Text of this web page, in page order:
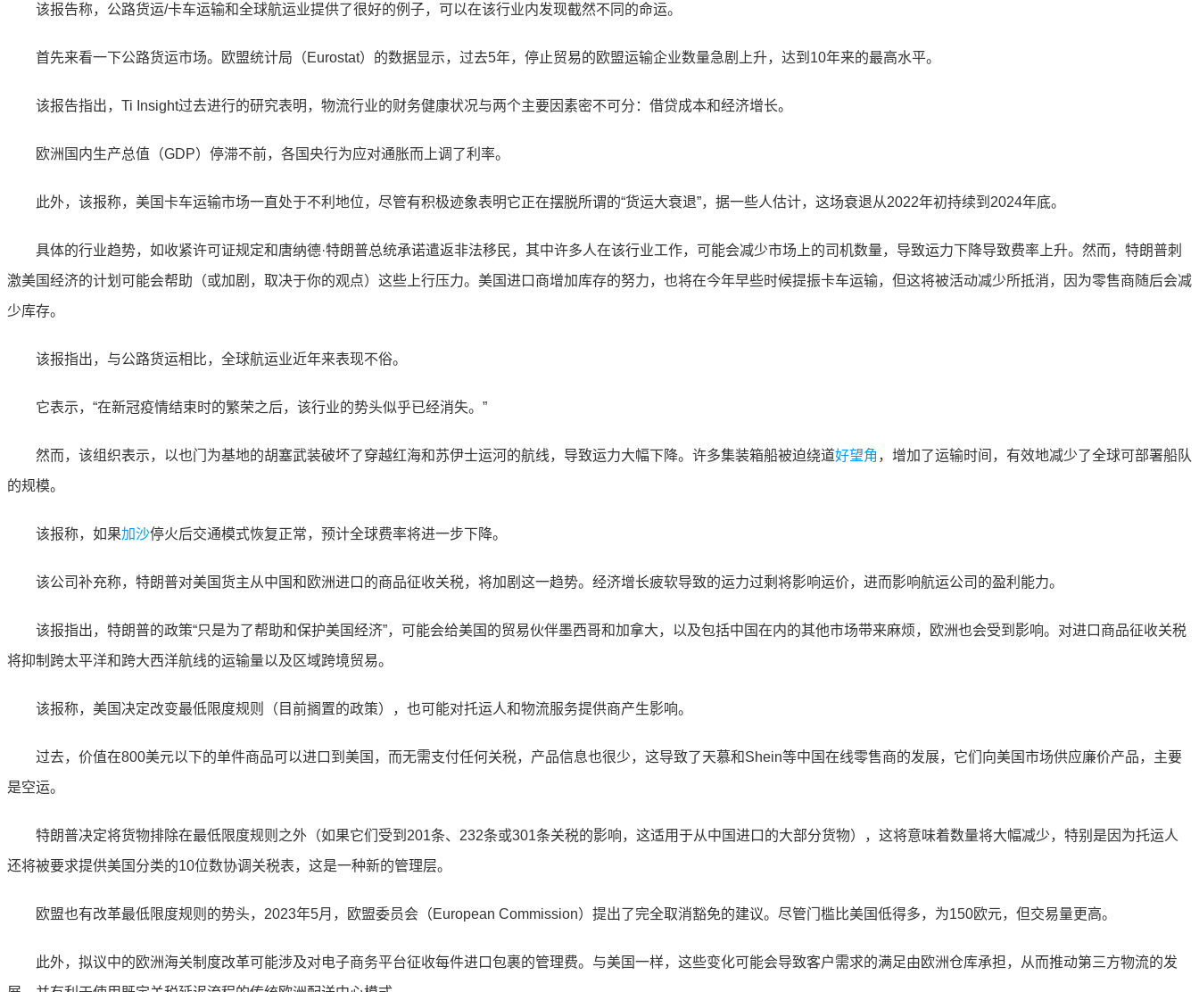
该报告称，公路货运/卡车运输和全球航运业提供了很好的例子，可以在该行业内发现截然不同的命运。
首先来看一下公路货运市场。欧盟统计局（Eurostat）的数据显示，过去5年，停止贸易的欧盟运输企业数量急剧上升，达到10年来的最高水平。
该报告指出，Ti Insight过去进行的研究表明，物流行业的财务健康状况与两个主要因素密不可分：借贷成本和经济增长。
欧洲国内生产总值（GDP）停滞不前，各国央行为应对通胀而上调了利率。
此外，该报称，美国卡车运输市场一直处于不利地位，尽管有积极迹象表明它正在摆脱所谓的“货运大衰退”，据一些人估计，这场衰退从2022年初持续到2024年底。
具体的行业趋势，如收紧许可证规定和唐纳德·特朗普总统承诺遣返非法移民，其中许多人在该行业工作，可能会减少市场上的司机数量，导致运力下降导致费率上升。然而，特朗普刺
激美国经济的计划可能会帮助（或加剧，取决于你的观点）这些上行压力。美国进口商增加库存的努力，也将在今年早些时候提振卡车运输，但这将被活动减少所抵消，因为零售商随后会减
少库存。
该报指出，与公路货运相比，全球航运业近年来表现不俗。
它表示，“在新冠疫情结束时的繁荣之后，该行业的势头似乎已经消失。”
然而，该组织表示，以也门为基地的胡塞武装破坏了穿越红海和苏伊士运河的航线，导致运力大幅下降。许多集装箱船被迫绕道好望角 ，增加了运输时间，有效地减少了全球可部署船队
的规模。
该报称，如果加沙停火后交通模式恢复正常，预计全球费率将进一步下降。
该公司补充称，特朗普对美国货主从中国和欧洲进口的商品征收关税，将加剧这一趋势。经济增长疲软导致的运力过剩将影响运价，进而影响航运公司的盈利能力。
该报指出，特朗普的政策“只是为了帮助和保护美国经济”，可能会给美国的贸易伙伴墨西哥和加拿大，以及包括中国在内的其他市场带来麻烦，欧洲也会受到影响。对进口商品征收关税
将抑制跨太平洋和跨大西洋航线的运输量以及区域跨境贸易。
该报称，美国决定改变最低限度规则（目前搁置的政策），也可能对托运人和物流服务提供商产生影响。
过去，价值在800美元以下的单件商品可以进口到美国，而无需支付任何关税，产品信息也很少，这导致了天慕和Shein等中国在线零售商的发展，它们向美国市场供应廉价产品，主要
是空运。
特朗普决定将货物排除在最低限度规则之外（如果它们受到201条、232条或301条关税的影响，这适用于从中国进口的大部分货物），这将意味着数量将大幅减少，特别是因为托运人
还将被要求提供美国分类的10位数协调关税表，这是一种新的管理层。
欧盟也有改革最低限度规则的势头，2023年5月，欧盟委员会（European Commission）提出了完全取消豁免的建议。尽管门槛比美国低得多，为150欧元，但交易量更高。
此外，拟议中的欧洲海关制度改革可能涉及对电子商务平台征收每件进口包裹的管理费。与美国一样，这些变化可能会导致客户需求的满足由欧洲仓库承担，从而推动第三方物流的发